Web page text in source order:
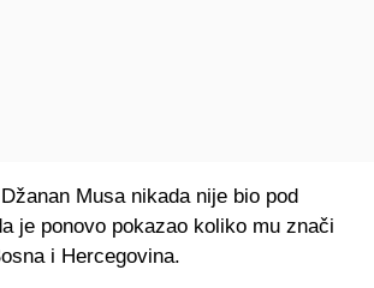
Musa nikada nije bio pod
je ponovo pokazao koliko mu znači
i Hercegovina.